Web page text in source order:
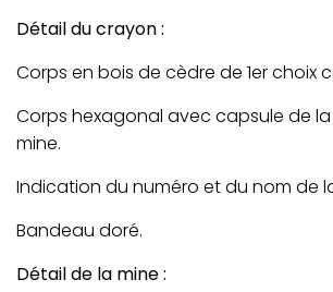
Détail du crayon :
Corps en bois de cèdre de 1er choix
Corps hexagonal avec capsule de
mine.
Indication du numéro et du nom de
Bandeau doré.
Détail de la mine :